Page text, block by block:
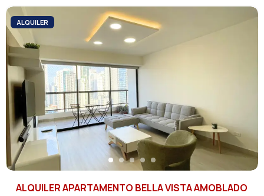
ALQUILER
ALQUILER APARTAMENTO BELLA VISTA AMOBLADO